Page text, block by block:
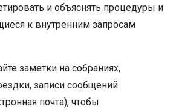
и объяснять процедуры и
к внутренним запросам
заметки на собраниях,
записи сообщений
почта), чтобы